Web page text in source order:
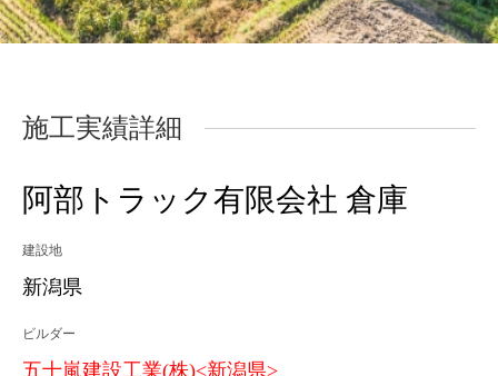
施工実績詳細
阿部トラック有限会社 倉庫
建設地
新潟県
ビルダー
五十嵐建設工業(株)<新潟県>